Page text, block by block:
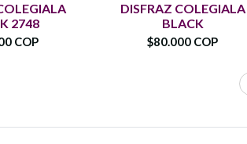
2748
COP
DISFRAZ COLEGIALA
BLACK
$80.000 COP